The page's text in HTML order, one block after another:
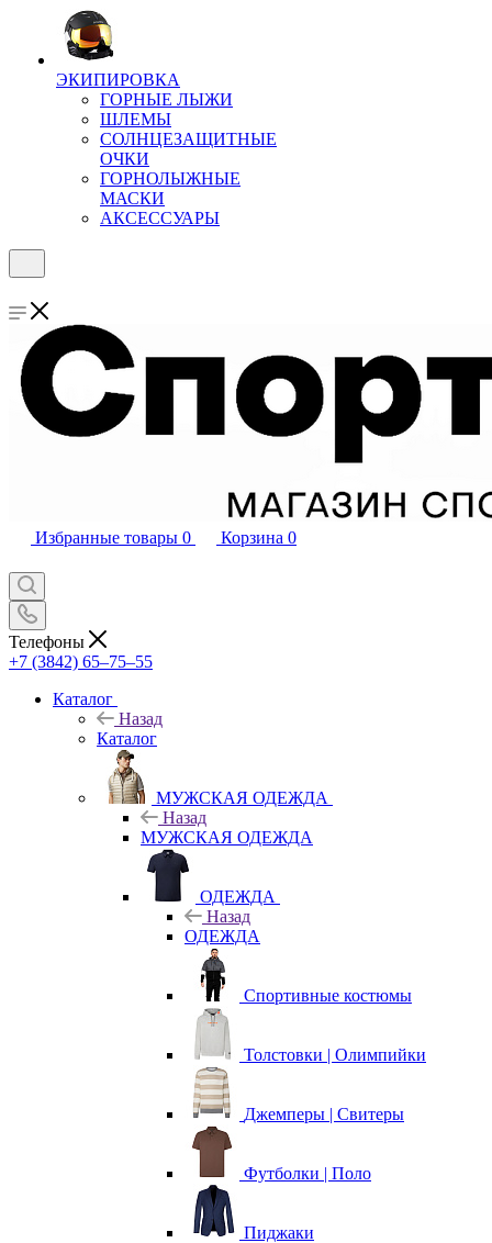
ЭКИПИРОВКА
ГОРНЫЕ ЛЫЖИ
ШЛЕМЫ
СОЛНЦЕЗАЩИТНЫЕ
ОЧКИ
ГОРНОЛЫЖНЫЕ
МАСКИ
АКСЕССУАРЫ
Избранные товары 0 Корзина 0
Телефоны
+7 (3842) 65–75–55
Каталог
Назад
Каталог
МУЖСКАЯ ОДЕЖДА
Назад
МУЖСКАЯ ОДЕЖДА
ОДЕЖДА
Назад
ОДЕЖДА
Спортивные костюмы
Толстовки | Олимпийки
Джемперы | Свитеры
Футболки | Поло
Пиджаки